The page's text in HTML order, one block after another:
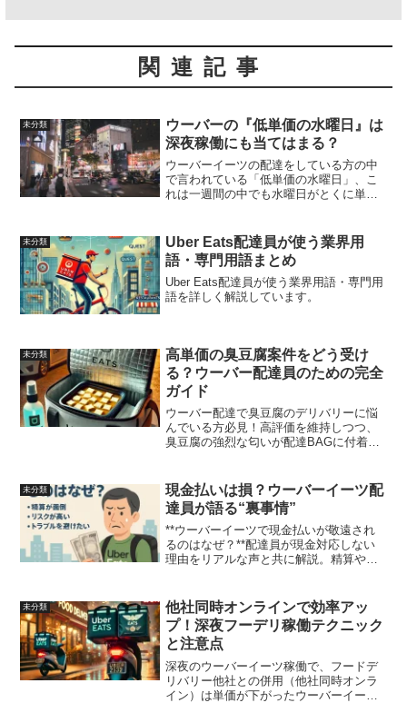
関連記事
未分類
ウーバーの『低単価の水曜日』は
深夜稼働にも当てはまる？
ウーバーイーツの配達をしている方の中
で言われている「低単価の水曜日」、こ
れは一週間の中でも水曜日がとくに単価
円を割る配達リクエストが沢山くること
を経験している方が多くいます。
未分類
Uber Eats配達員が使う業界用
語・専門用語まとめ
Uber Eats配達員が使う業界用語・専門用
語を詳しく解説しています。
未分類
高単価の臭豆腐案件をどう受け
る？ウーバー配達員のための完全
ガイド
ウーバー配達で臭豆腐のデリバリーに悩
んでいる方必見！高評価を維持しつつ、
臭豆腐の強烈な匂いが配達BAGに付着す
重ね方、サバイバルシートの使い方な
ど、配達業務の効率を上げる実践的な方
法を紹介します。
未分類
現金払いは損？ウーバーイーツ配
達員が語る“裏事情”
**ウーバーイーツで現金払いが敬遠され
るのはなぜ？**配達員が現金対応しない
理由をリアルな声と共に解説。精算やや
未分類
他社同時オンラインで効率アッ
プ！深夜フーデリ稼働テクニック
と注意点
深夜のウーバーイーツ稼働で、フードデ
リバリー他社との併用（他社同時オンラ
イン）は単価が下がったウーバーイーツ